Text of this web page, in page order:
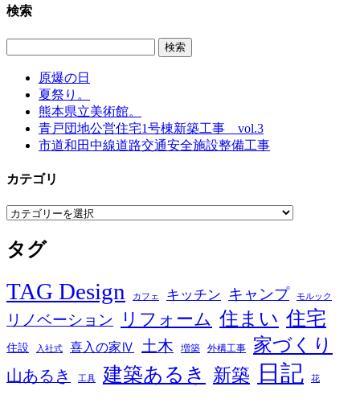
検索
原爆の日
夏祭り。
熊本県立美術館。
青戸団地公営住宅1号棟新築工事 vol.3
市道和田中線道路交通安全施設整備工事
カテゴリ
カ
ゴ
リ
タグ
TAG Design カフェ キッチン キャンプ モルック
リノベーション リフォーム 住まい 住宅
住設 入社式 喜入の家Ⅳ 土木 増築 外構工事 家づくり
山あるき 工具 建築あるき 新築 日記 花